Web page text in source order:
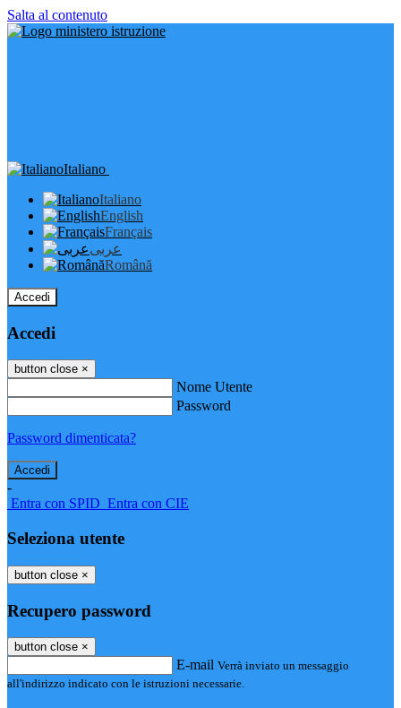
Salta al contenuto
Italiano
Italiano
English
Français
عربى
Română
Accedi
Accedi
button close ×
Nome Utente
Password
Password dimenticata?
-
Entra con SPID Entra con CIE
Seleziona utente
button close ×
Recupero password
button close ×
E-mail Verrà inviato un messaggio
all'indirizzo indicato con le istruzioni necessarie.